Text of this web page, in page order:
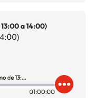
a 14:00)
Página 40 (04/08/2026 - Tramo de 13:00 a 14:00)
01:00:00